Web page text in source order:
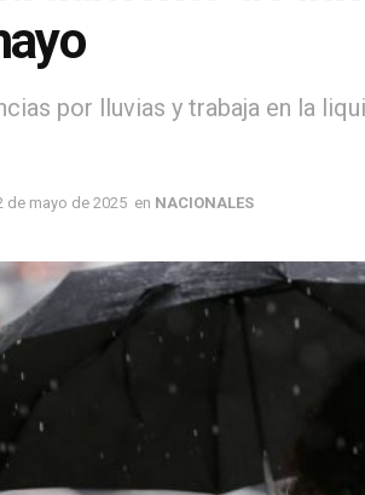
por lluvias y trabaja en la
de mayo de 2025 en NACIONALES